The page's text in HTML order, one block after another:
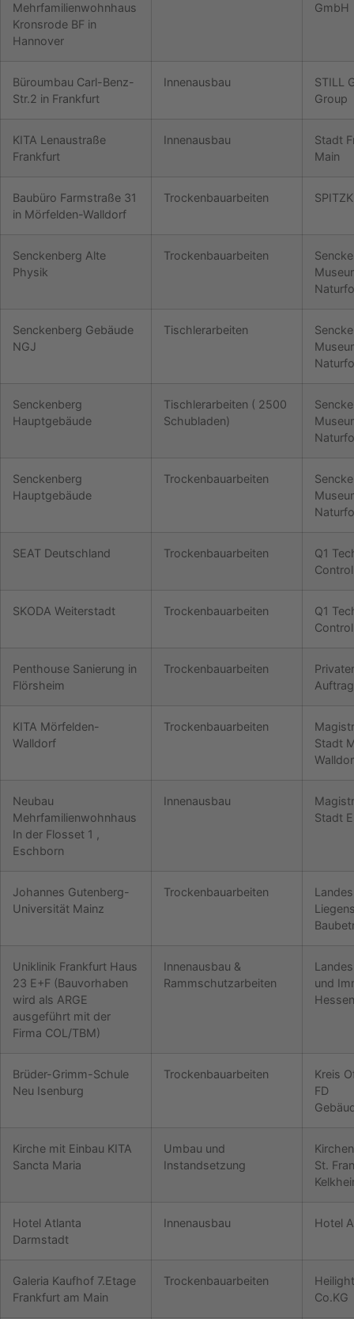
Mehrfamilienwohnhaus
Kronsrode BF in
Hannover
GmbH
Büroumbau Carl-Benz-
Str.2 in Frankfurt
Innenausbau
STILL
Group
KITA Lenaustraße
Frankfurt
Innenausbau
Stadt
Main
Baubüro Farmstraße 31
in Mörfelden-Walldorf
Trockenbauarbeiten
Senckenberg Alte
Physik
Trockenbauarbeiten
Senckenberg Gebäude
NGJ
Tischlerarbeiten
Senckenberg
Hauptgebäude
Tischlerarbeiten ( 2500
Schubladen)
Senckenberg
Hauptgebäude
Trockenbauarbeiten
SEAT Deutschland Trockenbauarbeiten
Q1
SKODA Weiterstadt Trockenbauarbeiten
Q1
Penthouse Sanierung in
Flörsheim
Trockenbauarbeiten
Privater
KITA Mörfelden-
Walldorf
Trockenbauarbeiten
Stadt
Neubau
Mehrfamilienwohnhaus
In der Flosset 1 ,
Eschborn
Innenausbau
Stadt
Johannes Gutenberg-
Universität Mainz
Trockenbauarbeiten
Uniklinik Frankfurt Haus
23 E+F (Bauvorhaben
wird als ARGE
ausgeführt mit der
Firma COL/TBM)
Innenausbau &
Rammschutzarbeiten
und
Hessen
Brüder-Grimm-Schule
Neu Isenburg
Trockenbauarbeiten
Kreis
FD
Kirche mit Einbau KITA
Sancta Maria
Umbau und
Instandsetzung
St.
Hotel Atlanta
Darmstadt
Innenausbau Hotel
Galeria Kaufhof 7.Etage
Frankfurt am Main
Trockenbauarbeiten
Co.KG